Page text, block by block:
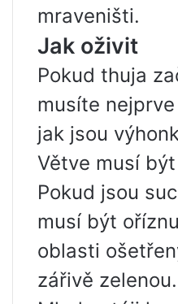
mraveništi.
Jak oživit
Pokud thuja
musíte
jak jsou
Větve musí
Pokud jsou
musí být
oblasti
zářivě zelenou.